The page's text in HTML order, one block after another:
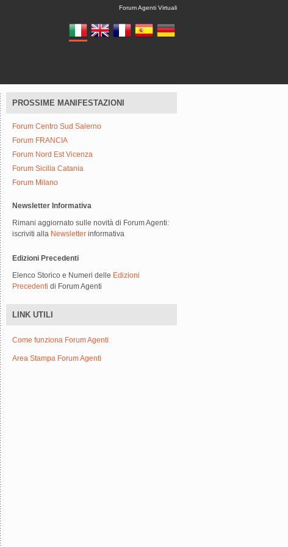
Forum Agenti Virtuali
PROSSIME MANIFESTAZIONI
Forum Centro Sud Salerno
Forum FRANCIA
Forum Nord Est Vicenza
Forum Sicilia Catania
Forum Milano
Newsletter Informativa
Rimani aggiornato sulle novità di Forum Agenti:
iscriviti alla Newsletter informativa
Edizioni Precedenti
Elenco Storico e Numeri delle Edizioni
Precedenti di Forum Agenti
LINK UTILI
Come funziona Forum Agenti
Area Stampa Forum Agenti